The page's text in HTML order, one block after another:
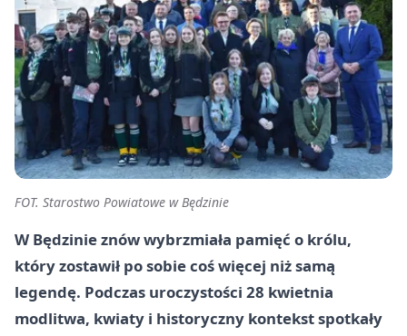
FOT. Starostwo Powiatowe w Będzinie
W Będzinie znów wybrzmiała pamięć o królu,
który zostawił po sobie coś więcej niż samą
legendę. Podczas uroczystości 28 kwietnia
modlitwa, kwiaty i historyczny kontekst spotkały